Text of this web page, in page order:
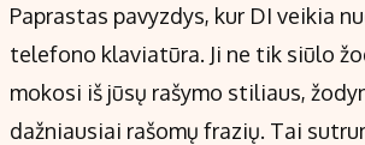
Paprastas pavyzdys, kur DI veikia
telefono klaviatūra. Ji ne tik siūlo
mokosi iš jūsų rašymo stiliaus,
dažniausiai rašomų frazių. Tai